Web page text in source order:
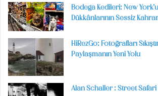
Bodega Kedileri: New
Dükkânlarının Sessiz
HiRezGo: Fotoğrafları
Paylaşmanın Yeni Yolu
Alan Schaller : Street Safari